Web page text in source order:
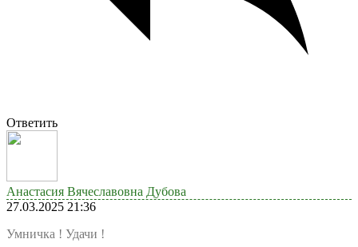
Ответить
Анастасия Вячеславовна Дубова
27.03.2025 21:36
Умничка ! Удачи !